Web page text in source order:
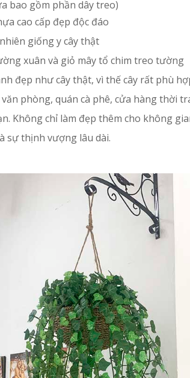
bao gồm phần dây treo)
cao cấp đẹp độc đáo
giống y cây thật
xuân và giỏ mây tổ chim treo tường
đẹp như cây thật, vì thế cây rất phù
phòng, quán cà phê, cửa hàng thời
Không chỉ làm đẹp thêm cho không
sự thịnh vượng lâu dài.